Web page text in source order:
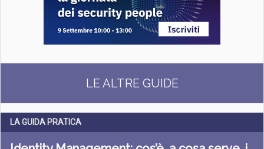
LE ALTRE GUIDE
LA GUIDA PRATICA